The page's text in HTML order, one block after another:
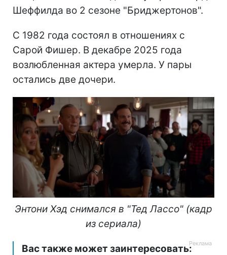
Шеффилда во 2 сезоне "Бриджертонов".
С 1982 года состоял в отношениях с
Сарой Фишер. В декабре 2025 года
возлюбленная актера умерла. У пары
остались две дочери.
Энтони Хэд снимался в "Тед Лассо" (кадр
из сериала)
Вас также может заинтересовать: